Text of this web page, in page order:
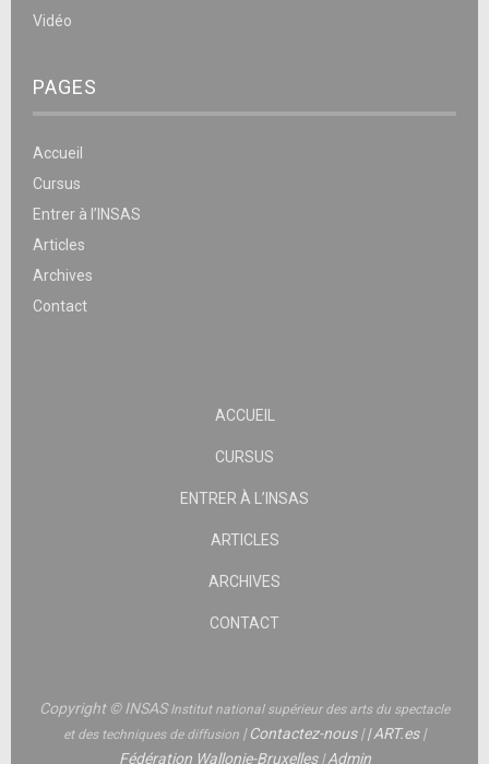
Vidéo
PAGES
Accueil
Cursus
Entrer à l’INSAS
Articles
Archives
Contact
ACCUEIL
CURSUS
ENTRER À L’INSAS
ARTICLES
ARCHIVES
CONTACT
Copyright © INSASInstitut national supérieur des arts du spectacle
et des techniques de diffusion |Contactez-nous||ART.es|
Fédération Wallonie-Bruxelles|Admin